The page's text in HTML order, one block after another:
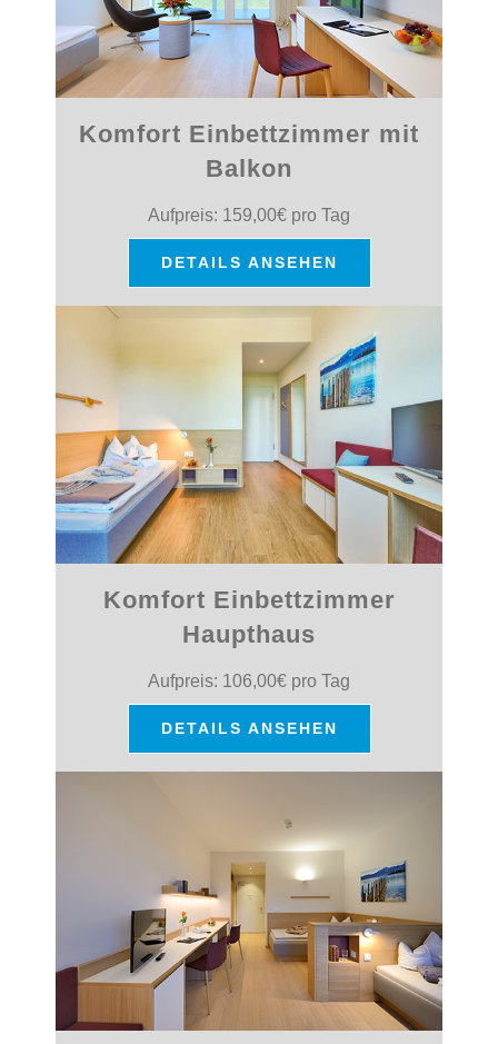
Komfort Einbettzimmer mit
Balkon
Aufpreis: 159,00€ pro Tag
DETAILS ANSEHEN
Komfort Einbettzimmer
Haupthaus
Aufpreis: 106,00€ pro Tag
DETAILS ANSEHEN